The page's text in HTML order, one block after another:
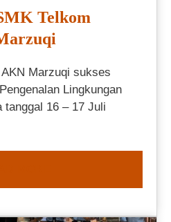
Telkom
Marzuqi sukses
Lingkungan
tanggal 16 – 17 Juli